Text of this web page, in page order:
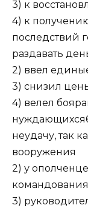
3) к
4) к
последствий
раздавать
2) ввел
3) снизил
4) велел
неудачу, так
вооружения
2) у
командования
3)